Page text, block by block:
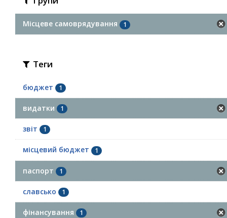
Місцеве самоврядування 1
Теги
бюджет 1
видатки 1
звіт 1
місцевий бюджет 1
паспорт 1
славсько 1
фінансування 1